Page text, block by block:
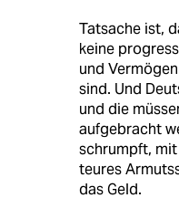
Tatsache ist,
keine
und
sind. Und
und die
aufgebracht
schrumpft,
teures
das Geld.